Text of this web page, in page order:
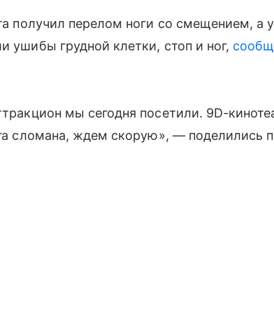
получил перелом ноги со смещением, а
ушибы грудной клетки, стоп и ног,
мы сегодня посетили. 9D-
сломана, ждем скорую», — поделились